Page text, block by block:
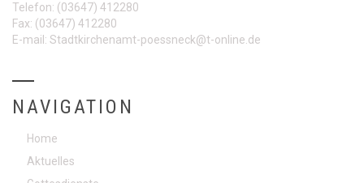
Telefon: (03647) 412280
Fax: (03647) 412280
E-mail: Stadtkirchenamt-poessneck@t-online.de
NAVIGATION
Home
Aktuelles